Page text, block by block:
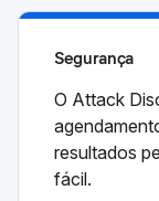
Segurança
O Attack
resultados
fácil.